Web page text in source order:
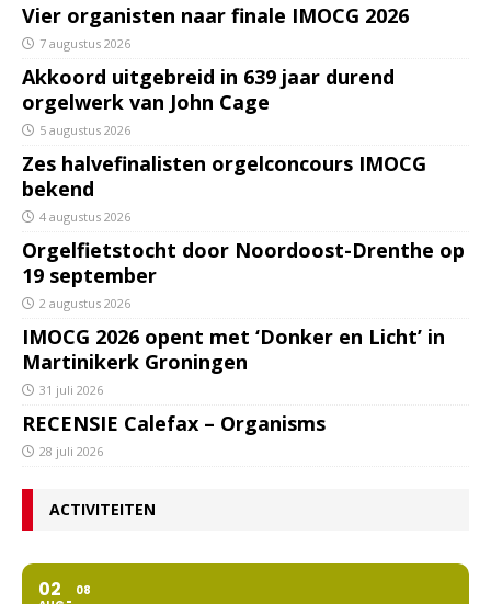
Vier organisten naar finale IMOCG 2026
7 augustus 2026
Akkoord uitgebreid in 639 jaar durend
orgelwerk van John Cage
5 augustus 2026
Zes halvefinalisten orgelconcours IMOCG
bekend
4 augustus 2026
Orgelfietstocht door Noordoost-Drenthe op
19 september
2 augustus 2026
IMOCG 2026 opent met ‘Donker en Licht’ in
Martinikerk Groningen
31 juli 2026
RECENSIE Calefax – Organisms
28 juli 2026
ACTIVITEITEN
02 08